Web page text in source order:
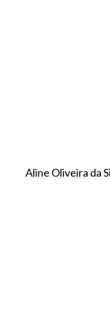
Aline Oliveira da